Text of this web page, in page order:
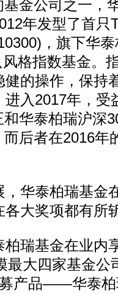
公司之一，
年发型了首
，旗下华
格指数基金。
的操作，保持
入2017年，受
华泰柏瑞沪深
而后者在2016年
华泰柏瑞基金
大奖项都有所
瑞基金在业内
最大四家基金公
产品——华泰柏